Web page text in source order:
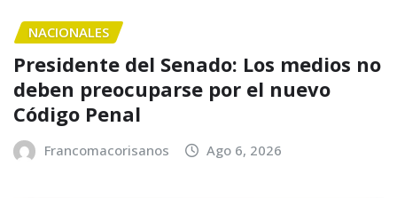
NACIONALES
Presidente del Senado: Los medios no
deben preocuparse por el nuevo
Código Penal
Francomacorisanos Ago 6, 2026